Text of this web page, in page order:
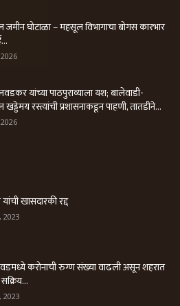
जमीन घोटाळा – महसूल विभागाचा बोगस कारभार
यांच्या पाठपुराव्याला यश; बालेवाडी-
रस्त्यांची प्रशासनाकडून पाहणी, तातडीने...
खासदारकी रद्द
2023
करोनाची रुग्ण संख्या वाढली असून शहरात
2023